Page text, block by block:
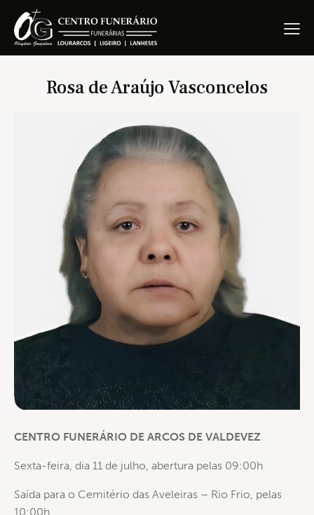
Rosa de Araújo Vasconcelos
CENTRO FUNERÁRIO DE ARCOS DE VALDEVEZ
Sexta-feira, dia 11 de julho, abertura pelas 09:00h
Saída para o Cemitério das Aveleiras – Rio Frio, pelas
10:00h